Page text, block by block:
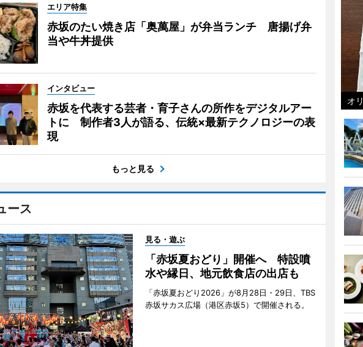
エリア特集
赤坂のたい焼き店「奥萬屋」が弁当ランチ 唐揚げ弁
当や牛丼提供
インタビュー
赤坂を代表する芸者・育子さんの所作をデジタルアー
トに 制作者3人が語る、伝統×最新テクノロジーの表
現
もっと見る
ース
見る・遊ぶ
「赤坂夏おどり」開催へ 特設噴
水や縁日、地元飲食店の出店も
「赤坂夏おどり2026」が8月28日・29日、TBS
赤坂サカス広場（港区赤坂5）で開催される。
オ